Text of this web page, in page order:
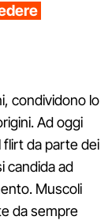
condividono lo
Ad oggi
da parte dei
candida ad
Muscoli
da sempre